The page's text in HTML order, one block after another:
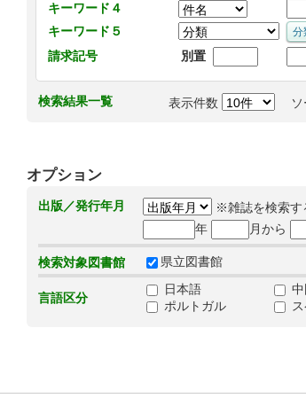
キーワード４
キーワード５
請求記号
別置
検索結果一覧 表示件数
オプション
出版／発行年月
※雑誌を検索す
年
月から
検索対象図書館 県立図書館
言語区分
日本語
ポルトガル